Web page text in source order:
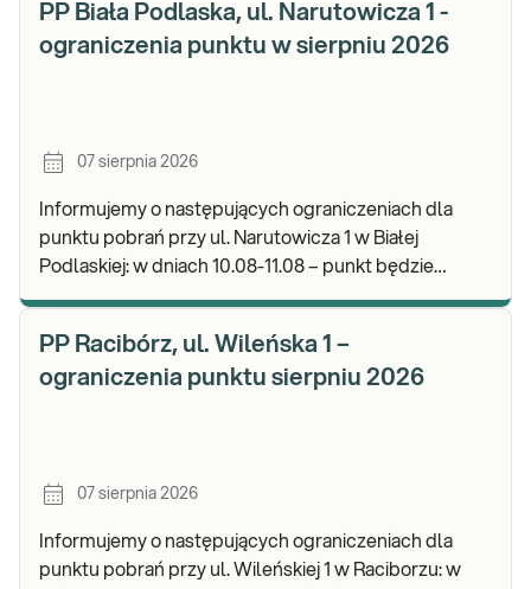
PP Biała Podlaska, ul. Narutowicza 1 -
ograniczenia punktu w sierpniu 2026
07 sierpnia 2026
Informujemy o następujących ograniczeniach dla
punktu pobrań przy ul. Narutowicza 1 w Białej
Podlaskiej: w dniach 10.08-11.08 – punkt będzie
PP Racibórz, ul. Wileńska 1 –
ograniczenia punktu sierpniu 2026
07 sierpnia 2026
Informujemy o następujących ograniczeniach dla
punktu pobrań przy ul. Wileńskiej 1 w Raciborzu: w